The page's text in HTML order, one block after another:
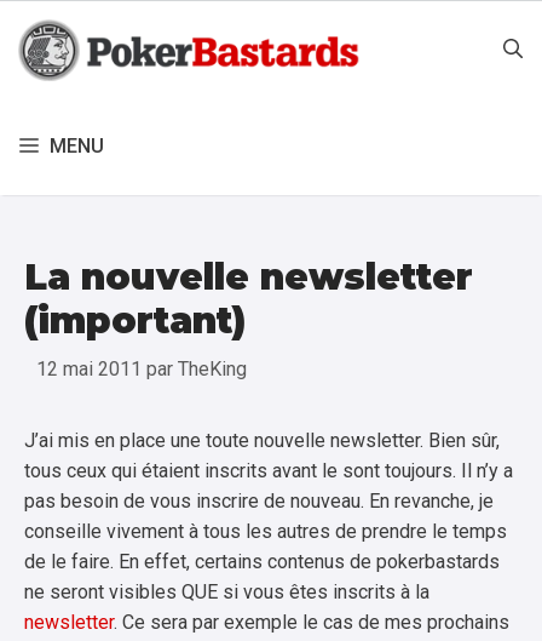
contenu
MENU
La nouvelle newsletter
(important)
12 mai 2011 par TheKing
J’ai mis en place une toute nouvelle newsletter. Bien sûr,
tous ceux qui étaient inscrits avant le sont toujours. Il n’y a
pas besoin de vous inscrire de nouveau. En revanche, je
conseille vivement à tous les autres de prendre le temps
de le faire. En effet, certains contenus de pokerbastards
ne seront visibles QUE si vous êtes inscrits à la
newsletter. Ce sera par exemple le cas de mes prochains